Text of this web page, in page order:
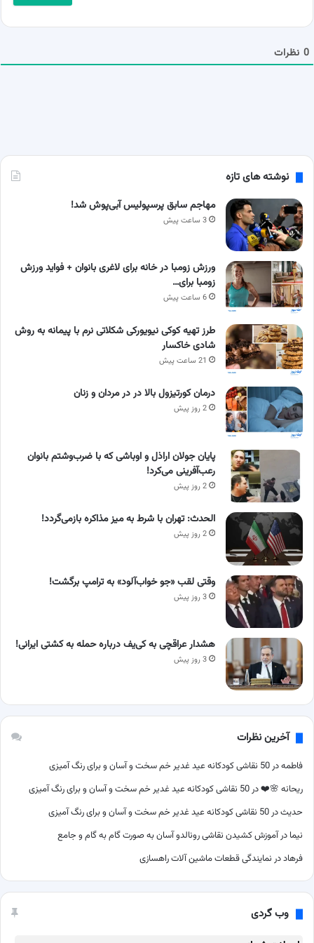
م
0 نظرات
نوشته های تازه
مهاجم سابق پرسپولیس آبی‌پوش شد!
3 ساعت پیش
ورزش زومبا در خانه برای لاغری بانوان + فواید ورزش
زومبا برای…
6 ساعت پیش
طرز تهیه کوکی نیویورکی شکلاتی نرم با پیمانه به روش
شادی خاکسار
21 ساعت پیش
درمان کورتیزول بالا در در مردان و زنان
2 روز پیش
پایان جولان اراذل و اوباشی که با ضرب‌وشتم بانوان
رعب‌آفرینی می‌کرد!
2 روز پیش
الحدث: تهران با شرط به میز مذاکره بازمی‌گردد!
2 روز پیش
وقتی لقب «جو خواب‌آلود» به ترامپ برگشت!
3 روز پیش
هشدار عراقچی به کی‌یف درباره حمله به کشتی ایرانی!
3 روز پیش
آخرین نظرات
فاطمهدر50 نقاشی کودکانه عید غدیر خم سخت و آسان و برای رنگ آمیزی
ریحانه 🌸❤️در50 نقاشی کودکانه عید غدیر خم سخت و آسان و برای رنگ آمیزی
حدیثدر50 نقاشی کودکانه عید غدیر خم سخت و آسان و برای رنگ آمیزی
نیما درآموزش کشیدن نقاشی رونالدو آسان به صورت گام به گام و جامع
فرهاددر نمایندگی قطعات ماشین آلات راهسازی
وب گردی